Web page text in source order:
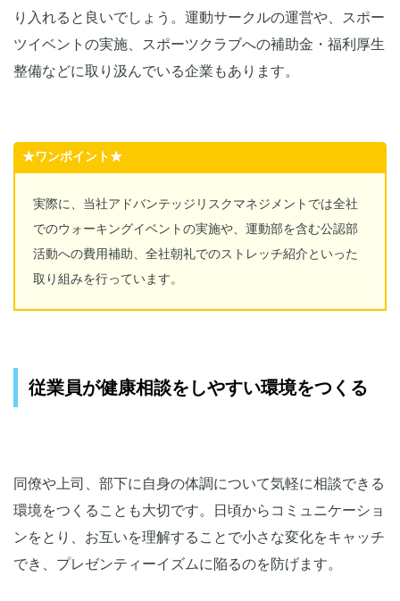
り入れると良いでしょう。運動サークルの運営や、スポー
ツイベントの実施、スポーツクラブへの補助金・福利厚生
整備などに取り汲んでいる企業もあります。
★ワンポイント★
実際に、当社アドバンテッジリスクマネジメントでは全社
でのウォーキングイベントの実施や、運動部を含む公認部
活動への費用補助、全社朝礼でのストレッチ紹介といった
取り組みを行っています。
従業員が健康相談をしやすい環境をつくる
同僚や上司、部下に自身の体調について気軽に相談できる
環境をつくることも大切です。日頃からコミュニケーショ
ンをとり、お互いを理解することで小さな変化をキャッチ
でき、プレゼンティーイズムに陥るのを防げます。